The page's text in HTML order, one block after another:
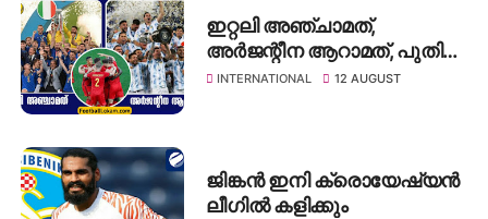
ഇറ്റലി അഞ്ചാമത്,
അർജന്റീന ആറാമത്, പുതിയ
ഫിഫ റാങ്കിങ്
INTERNATIONAL 12 AUGUST
ജിങ്കൻ ഇനി ക്രൊയേഷ്യൻ
ലീഗിൽ കളിക്കും